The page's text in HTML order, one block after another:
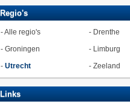
Regio's
-Alle regio's - Drenthe
- Groningen - Limburg
- Utrecht - Zeeland
Links